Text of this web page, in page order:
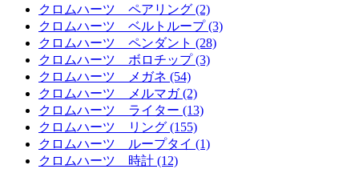
クロムハーツ ペアリング (2)
クロムハーツ ベルトループ (3)
クロムハーツ ペンダント (28)
クロムハーツ ボロチップ (3)
クロムハーツ メガネ (54)
クロムハーツ メルマガ (2)
クロムハーツ ライター (13)
クロムハーツ リング (155)
クロムハーツ ループタイ (1)
クロムハーツ 時計 (12)